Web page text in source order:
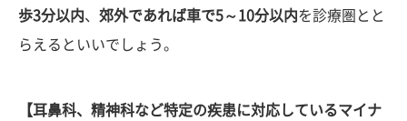
歩3分以内、 郊外であれば車で5～10分以内を診療圏とと
らえるといいでしょう。
【耳鼻科、精神科など特定の疾患に対応しているマイナ